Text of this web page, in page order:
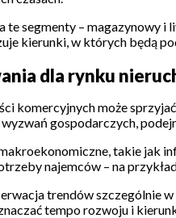
te segmenty – magazynowy
kierunki, w których będą
dla rynku
komercyjnych może
gospodarczych,
takie jak
najemców – na
trendów szczególnie
tempo rozwoju i